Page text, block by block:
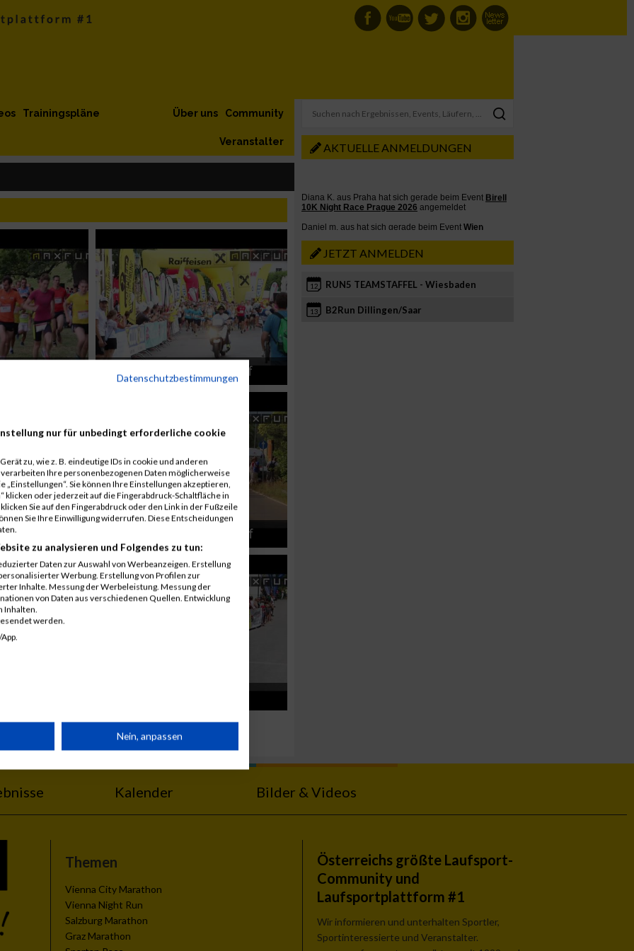
Trainingspläne Community
Über uns
Veranstalter
Tullner Rosenarcadelauf
Neunkirchner Firmenlauf
AKTUELLE ANMELDUNGEN
JETZT ANMELDEN
12 RUN5 TEAMSTAFFEL - Wiesbaden
13 B2Run Dillingen/Saar
Kalender Bilder & Videos
Themen
Vienna City Marathon
Vienna Night Run
Salzburg Marathon
Graz Marathon
Österreichs größte Laufsport-
Community und
Laufsportplattform #1
Wir informieren und unterhalten Sportler,
Sportinteressierte und Veranstalter.
Datenschutzbestimmungen
nur für unbedingt erforderliche cookie
zu, wie z. B. eindeutige IDs in cookie und anderen
Ihre personenbezogenen Daten möglicherweise
Sie können Ihre Einstellungen akzeptieren,
klicken oder jederzeit auf die Fingerabdruck-Schaltfläche in
Sie auf den Fingerabdruck oder den Link in der Fußzeile
Sie Ihre Einwilligung widerrufen. Diese Entscheidungen
zu analysieren und Folgendes zu tun:
Daten zur Auswahl von Werbeanzeigen. Erstellung
Werbung. Erstellung von Profilen zur
Inhalte. Messung der Werbeleistung. Messung der
von Daten aus verschiedenen Quellen. Entwicklung
Inhalten.
werden.
Nein, anpassen